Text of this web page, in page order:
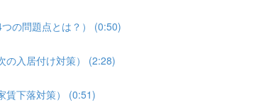
の問題点とは？） (0:50)
入居付け対策） (2:28)
賃下落対策） (0:51)